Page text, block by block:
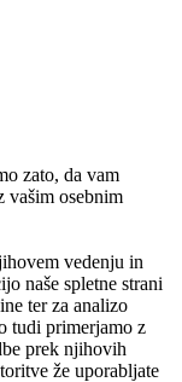
zato, da vam
vašim osebnim
vedenju in
naše spletne strani
ter za analizo
tudi primerjamo z
prek njihovih
že uporabljate